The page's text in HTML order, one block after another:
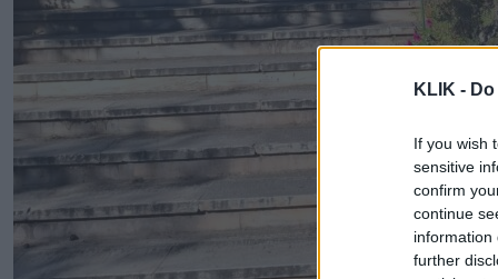
KLIK -
If you wish
sensitive
confirm
continue
information
further